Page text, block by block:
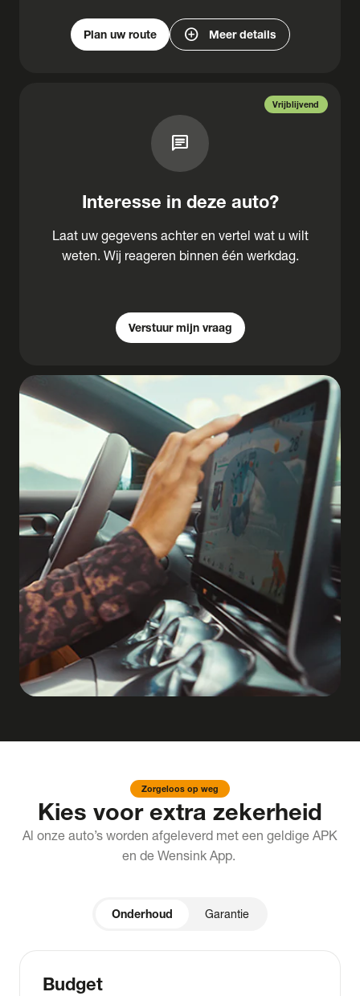
Plan uw route add_circle Meer details
Vrijblijvend
chat
Interesse in deze auto?
Laat uw gegevens achter en vertel wat u wilt
weten. Wij reageren binnen één werkdag.
Verstuur mijn vraag
Zorgeloos op weg
Kies voor extra zekerheid
Al onze auto’s worden afgeleverd met een geldige APK
en de Wensink App.
Onderhoud Garantie
Budget